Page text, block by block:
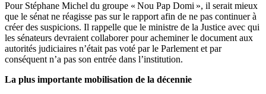
Pour Stéphane Michel du groupe « Nou Pap Domi », il serait mieux
que le sénat ne réagisse pas sur le rapport afin de ne pas continuer à
créer des suspicions. Il rappelle que le ministre de la Justice avec qui
les sénateurs devraient collaborer pour acheminer le document aux
autorités judiciaires n’était pas voté par le Parlement et par
conséquent n’a pas son entrée dans l’institution.
La plus importante mobilisation de la décennie